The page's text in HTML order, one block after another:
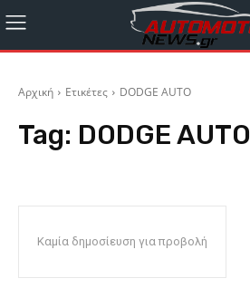
Αρχική Ετικέτες DODGE AUTO
Tag: DODGE AUTO
Καμία δημοσίευση για προβολή